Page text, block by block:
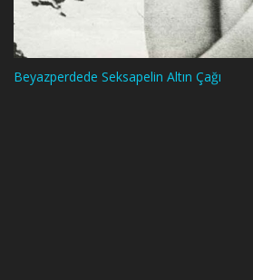
Beyazperdede Seksapelin Altın Çağı